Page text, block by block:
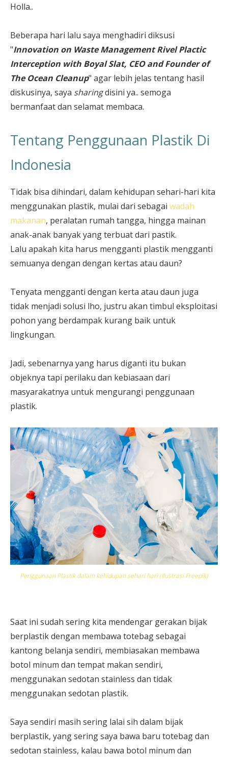
Holla..
Beberapa hari lalu saya menghadiri diksusi
"Innovation on Waste Management Rivel Plactic
Interception with Boyal Slat, CEO and Founder of
The Ocean Cleanup" agar lebih jelas tentang hasil
diskusinya, saya sharingdisini ya.. semoga
bermanfaat dan selamat membaca.
Tentang Penggunaan Plastik Di
Indonesia
Tidak bisa dihindari, dalam kehidupan sehari-hari kita
menggunakan plastik, mulai dari sebagai wadah
makanan, peralatan rumah tangga, hingga mainan
anak-anak banyak yang terbuat dari pastik.
Lalu apakah kita harus mengganti plastik mengganti
semuanya dengan dengan kertas atau daun?
Tenyata mengganti dengan kerta atau daun juga
tidak menjadi solusi lho, justru akan timbul eksploitasi
pohon yang berdampak kurang baik untuk
lingkungan.
Jadi, sebenarnya yang harus diganti itu bukan
objeknya tapi perilaku dan kebiasaan dari
masyarakatnya untuk mengurangi penggunaan
plastik.
Penggunaan Plastik dalam kehidupan sehari hari (Ilustrasi Freepik)
Saat ini sudah sering kita mendengar gerakan bijak
berplastik dengan membawa totebag sebagai
kantong belanja sendiri, membiasakan membawa
botol minum dan tempat makan sendiri,
menggunakan sedotan stainless dan tidak
menggunakan sedotan plastik.
Saya sendiri masih sering lalai sih dalam bijak
berplastik, yang sering saya bawa baru totebag dan
sedotan stainless, kalau bawa botol minum dan